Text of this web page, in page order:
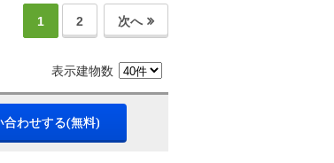
1 2 次へ
表示建物数
合わせする(無料)